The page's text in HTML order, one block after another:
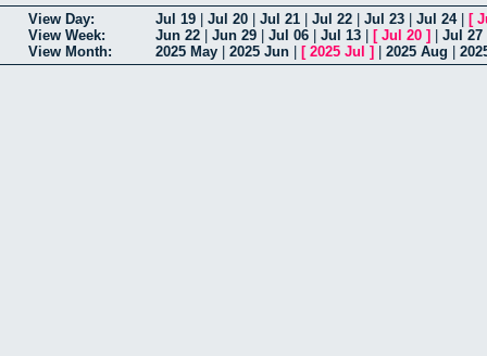
View Day: Jul 19 Jul 20 Jul 21 Jul 22 Jul 23 Jul 24| [
View Week:
Jun 22 Jun 29 Jul 06 Jul 13 [ Jul 20 ] Jul 27
View Month:
2025 May 2025 Jun [ 2025 Jul ] 2025 Aug